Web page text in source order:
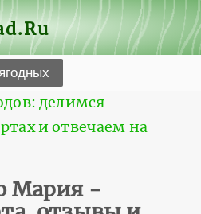
делимся
и отвечаем на
Мария -